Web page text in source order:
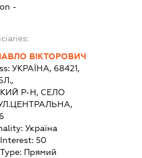
-
ВІКТОРОВИЧ
УКРАЇНА, 68421,
Р-Н, СЕЛО
Україна
50
Прямий